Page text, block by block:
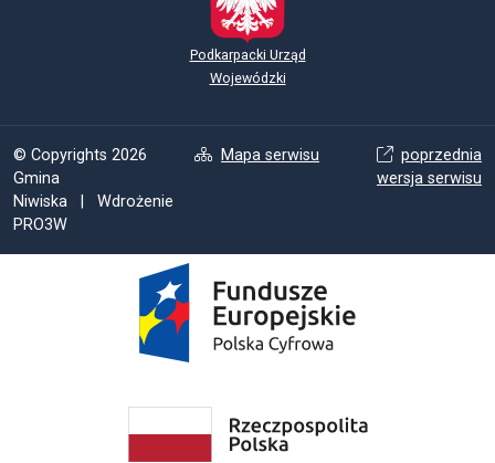
Podkarpacki Urząd
Wojewódzki
© Copyrights 2026
Gmina
Niwiska | Wdrożenie
PRO3W
Mapa serwisu
poprzednia
wersja serwisu